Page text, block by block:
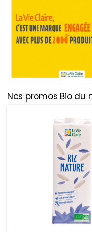
Nos promos Bio du